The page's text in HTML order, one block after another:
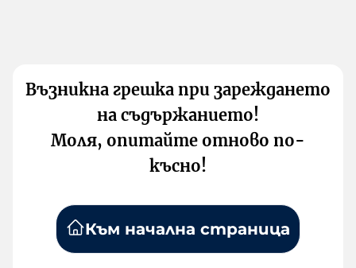
Възникна грешка при зареждането
на съдържанието!
Моля, опитайте отново по-
късно!
Към начална страница